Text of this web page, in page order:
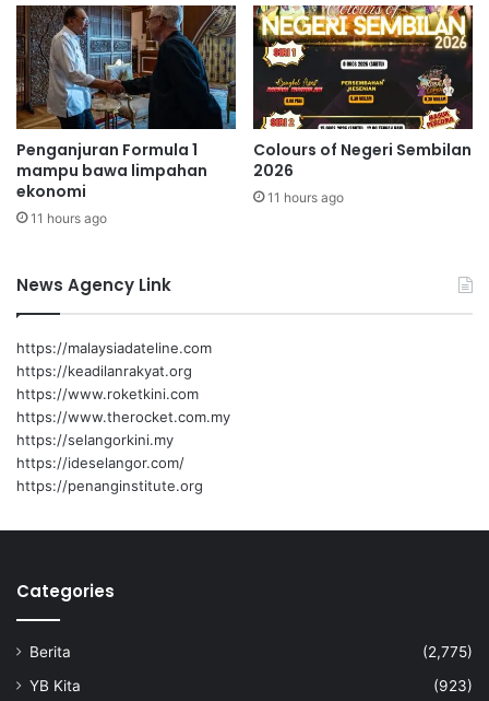
yang diusahakan oleh koperasi dalam memajukan dan
mempromosikan gugusan kepulauan Tumpat yang terdiri
daripada Pulau Suri, Seri Tanjung, Teluk Ranjuna dan Pulau
Tokang.
“Sebagai makluman, koperasi ini merupakan operator di
Pulau Suri bagi melaksanakan aktiviti ekonomi iaitu pasar
terapung@floating market dan pelbagai jualan barangan
yang berasaskan tradisional dijual oleh penduduk kampung
p
e
r
k
a
s
a
A
d
a
e
r
a
t
i
h
Penganjuran Formula 1
mampu bawa limpahan
ekonomi
11 hours ago
Colours of Negeri Sembilan
2026
11 hours ago
News Agency Link
https://malaysiadateline.com
https://keadilanrakyat.org
https://www.roketkini.com
https://www.therocket.com.my
https://selangorkini.my
https://ideselangor.com/
https://penanginstitute.org
Categories
Berita
(2,775)
YB Kita
(923)